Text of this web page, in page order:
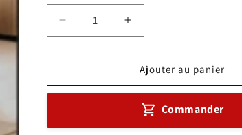
Réduire
la
quantité
Table
ovale
Augmenter
la
quantité
de
Table
réunion
ovale
Ajouter au panier
Commander